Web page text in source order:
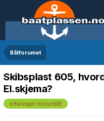
Båtforumet
Skibsplast 605,
El.skjema?
erfaringer motorbåt